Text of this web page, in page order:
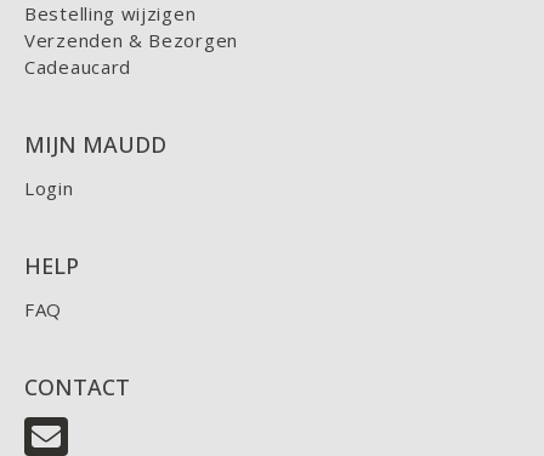
Bestelling wijzigen
Verzenden & Bezorgen
Cadeaucard
MIJN MAUDD
Login
HELP
FAQ
CONTACT